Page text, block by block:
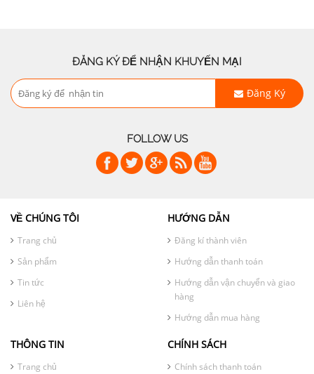
ĐĂNG KÝ ĐỂ NHẬN KHUYẾN MẠI
Đăng Ký
FOLLOW US
VỀ CHÚNG TÔI
Trang chủ
Sản phẩm
Tin tức
Liên hệ
HƯỚNG DẪN
Đăng kí thành viên
Hướng dẫn thanh toán
Hướng dẫn vận chuyển và giao
hàng
Hướng dẫn mua hàng
THÔNG TIN
Trang chủ
CHÍNH SÁCH
Chính sách thanh toán